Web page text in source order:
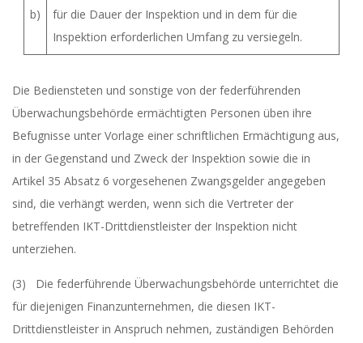
b)
für die Dauer der Inspektion und in dem für die
Inspektion erforderlichen Umfang zu versiegeln.
Die Bediensteten und sonstige von der federführenden
Überwachungsbehörde ermächtigten Personen üben ihre
Befugnisse unter Vorlage einer schriftlichen Ermächtigung aus,
in der Gegenstand und Zweck der Inspektion sowie die in
Artikel 35 Absatz 6 vorgesehenen Zwangsgelder angegeben
sind, die verhängt werden, wenn sich die Vertreter der
betreffenden IKT-Drittdienstleister der Inspektion nicht
unterziehen.
(3) Die federführende Überwachungsbehörde unterrichtet die
für diejenigen Finanzunternehmen, die diesen IKT-
Drittdienstleister in Anspruch nehmen, zuständigen Behörden